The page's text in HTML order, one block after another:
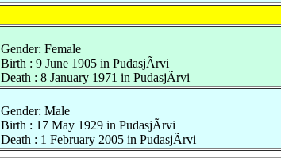
Gender: Female
Birth : 9 June 1905 in PudasjÃrvi
Death : 8 January 1971 in PudasjÃrvi
Gender: Male
Birth : 17 May 1929 in PudasjÃrvi
Death : 1 February 2005 in PudasjÃrvi